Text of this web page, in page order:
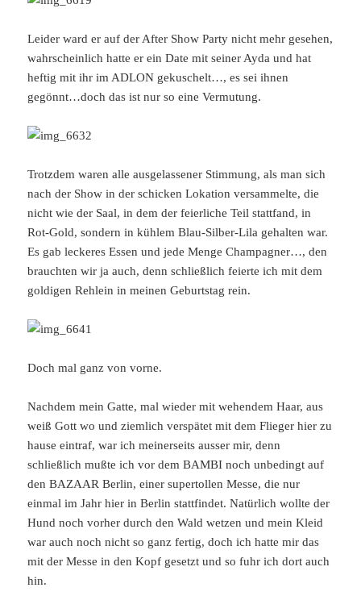
Leider ward er auf der After Show Party nicht mehr gesehen,
wahrscheinlich hatte er ein Date mit seiner Ayda und hat
heftig mit ihr im ADLON gekuschelt…, es sei ihnen
gegönnt…doch das ist nur so eine Vermutung.
Trotzdem waren alle ausgelassener Stimmung, als man sich
nach der Show in der schicken Lokation versammelte, die
nicht wie der Saal, in dem der feierliche Teil stattfand, in
Rot-Gold, sondern in kühlem Blau-Silber-Lila gehalten war.
Es gab leckeres Essen und jede Menge Champagner…, den
brauchten wir ja auch, denn schließlich feierte ich mit dem
goldigen Rehlein in meinen Geburtstag rein.
Doch mal ganz von vorne.
Nachdem mein Gatte, mal wieder mit wehendem Haar, aus
weiß Gott wo und ziemlich verspätet mit dem Flieger hier zu
hause eintraf, war ich meinerseits ausser mir, denn
schließlich mußte ich vor dem BAMBI noch unbedingt auf
den BAZAAR Berlin, einer supertollen Messe, die nur
einmal im Jahr hier in Berlin stattfindet. Natürlich wollte der
Hund noch vorher durch den Wald wetzen und mein Kleid
war auch noch nicht so ganz fertig, doch ich hatte mir das
mit der Messe in den Kopf gesetzt und so fuhr ich dort auch
hin.